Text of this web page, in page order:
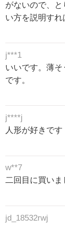
がないので、
い方を説明す
j***1
いいです。薄
です。
j****j
人形が好きです
w**7
二回目に買いま
jd_18532rwj